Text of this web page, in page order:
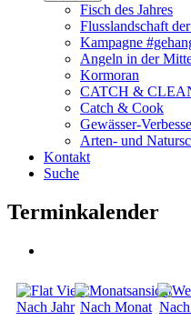
Fisch des Jahres
Flusslandschaft
Kampagne
Angeln in der
Kormoran
CATCH &
Catch & Cook
Gewässer-
Arten- und
Kontakt
Suche
Terminkalender
Nach Jahr Nach Monat